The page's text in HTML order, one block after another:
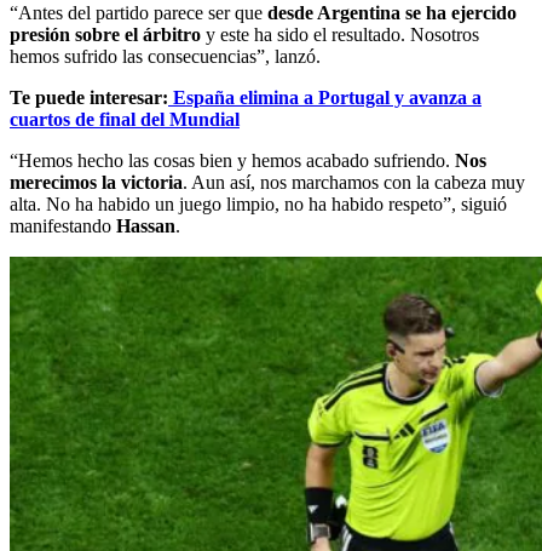
“Antes del partido parece ser que desde Argentina se ha ejercido
presión sobre el árbitro y este ha sido el resultado. Nosotros
hemos sufrido las consecuencias”, lanzó.
Te puede interesar: España elimina a Portugal y avanza a
cuartos de final del Mundial
“Hemos hecho las cosas bien y hemos acabado sufriendo. Nos
merecimos la victoria. Aun así, nos marchamos con la cabeza muy
alta. No ha habido un juego limpio, no ha habido respeto”, siguió
manifestando Hassan.